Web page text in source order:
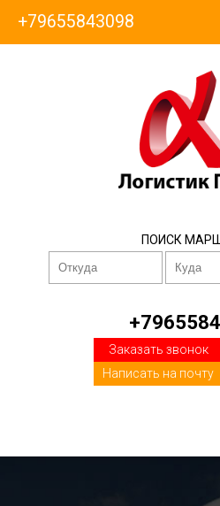
+79655843098
ПОИСК
Заказать звонок
Написать на почту